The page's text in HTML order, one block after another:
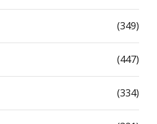
(349)
(447)
(334)